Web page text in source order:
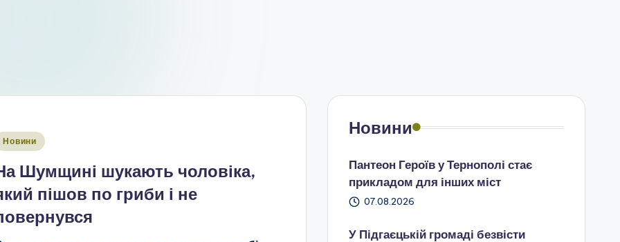
Новини
Шумщині шукають чоловіка,
пішов по гриби і не
Новини
Пантеон Героїв у Тернополі стає
прикладом для інших міст
07.08.2026
У Підгаєцькій громаді безвісти